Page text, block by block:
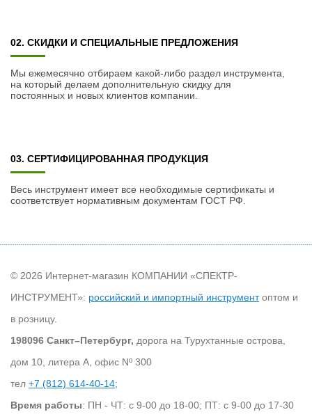
02. СКИДКИ И СПЕЦИАЛЬНЫЕ ПРЕДЛОЖЕНИЯ
Мы ежемесячно отбираем какой-либо раздел инструмента,
на который делаем дополнительную скидку для
постоянных и новых клиентов компании.
03. СЕРТИФИЦИРОВАННАЯ ПРОДУКЦИЯ
Весь инструмент имеет все необходимые сертификаты и
соответствует нормативным документам ГОСТ РФ.
© 2026 Интернет-магазин КОМПАНИИ «СПЕКТР-
ИНСТРУМЕНТ»: российский и импортный инструментоптом и
в розницу.
198096 Санкт–Петербург, дорога на Турухтанные острова,
дом 10, литера А, офис Nº 300
тел +7 (812) 614-40-14;
Время работы: ПН - ЧТ: с 9-00 до 18-00; ПТ: с 9-00 до 17-30